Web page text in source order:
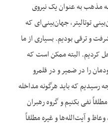
مذهب به عنوان یک نیروی
توتالیتر، جهان‌بینی‌ای که
و ترقی بودیم. بسیاری از ما
کردیم. البته ممکن است که
را در ضمیر و در قلمرو
رسیدیم که باید هرگونه مداخله
نفی بکنیم و گروه رهبران
و آیت‌الله‌ها و غیره مطلقاً